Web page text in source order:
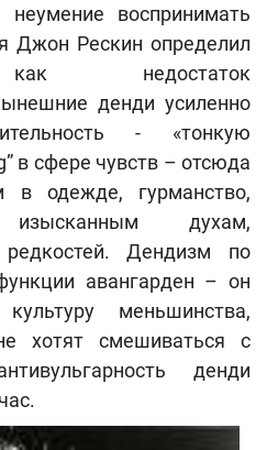
неумение воспринимать
Джон Рескин определил
как недостаток
денди усиленно
- «тонкую
в сфере чувств – отсюда
в одежде, гурманство,
духам,
редкостей. Дендизм по
авангарден – он
меньшинства,
хотят смешиваться с
денди